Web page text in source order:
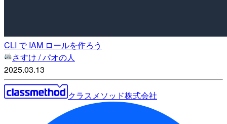
CLI で IAM ロールを作ろう
さすけ / パオの人
2025.03.13
クラスメソッド株式会社